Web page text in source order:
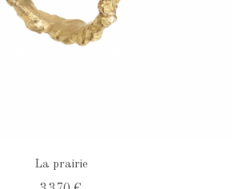
La prairie